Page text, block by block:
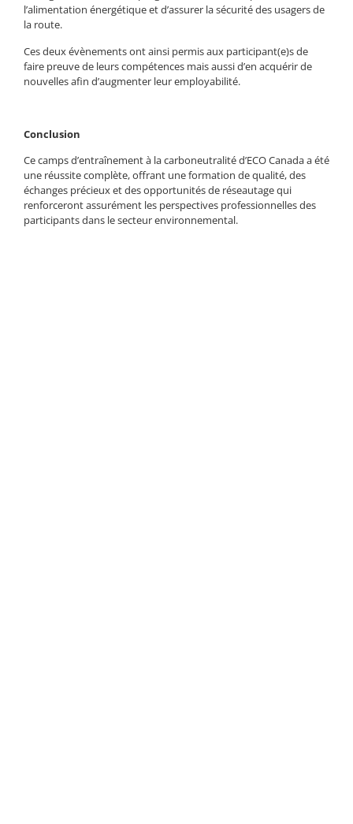
l’alimentation énergétique et d’assurer la sécurité des usagers de
la route.
Ces deux évènements ont ainsi permis aux participant(e)s de
faire preuve de leurs compétences mais aussi d’en acquérir de
nouvelles afin d’augmenter leur employabilité.
Conclusion
Ce camps d’entraînement à la carboneutralité d’ECO Canada a été
une réussite complète, offrant une formation de qualité, des
échanges précieux et des opportunités de réseautage qui
renforceront assurément les perspectives professionnelles des
participants dans le secteur environnemental.